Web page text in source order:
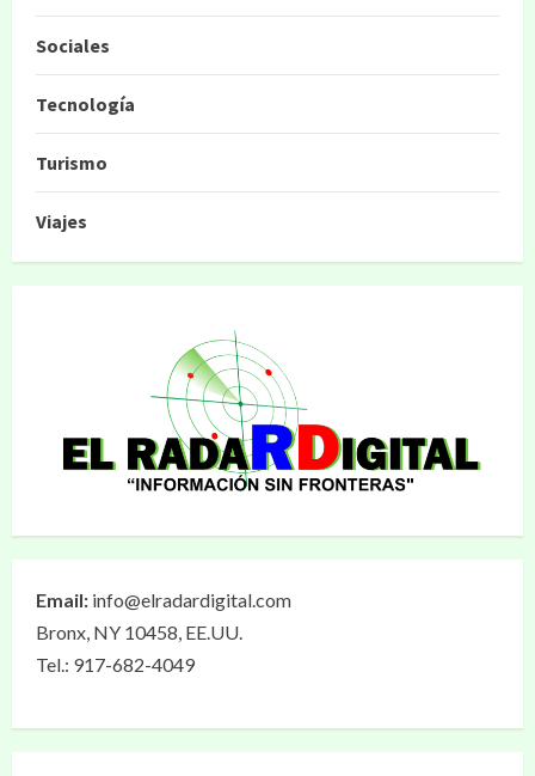
Sociales
Tecnología
Turismo
Viajes
Email: info@elradardigital.com
Bronx, NY 10458, EE.UU.
Tel.: 917-682-4049